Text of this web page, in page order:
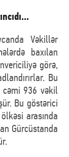
Vəkillər
baxılan
görə,
Bu
936 vəkil
Bu göstərici
arasında
Gürcüstanda